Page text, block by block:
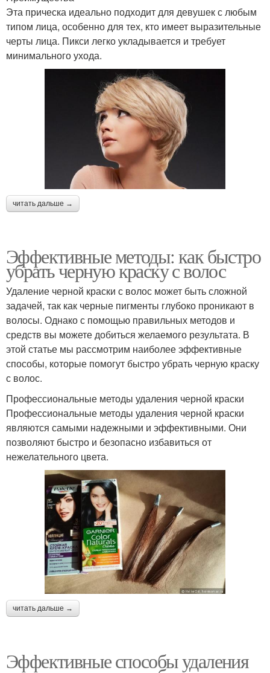
Эта прическа идеально подходит для девушек с любым
типом лица, особенно для тех, кто имеет выразительные
черты лица. Пикси легко укладывается и требует
минимального ухода.
читать дальше →
Эффективные методы: как быстро
убрать черную краску с волос
Удаление черной краски с волос может быть сложной
задачей, так как черные пигменты глубоко проникают в
волосы. Однако с помощью правильных методов и
средств вы можете добиться желаемого результата. В
этой статье мы рассмотрим наиболее эффективные
способы, которые помогут быстро убрать черную краску
с волос.
Профессиональные методы удаления черной краски
Профессиональные методы удаления черной краски
являются самыми надежными и эффективными. Они
позволяют быстро и безопасно избавиться от
нежелательного цвета.
читать дальше →
Эффективные способы удаления